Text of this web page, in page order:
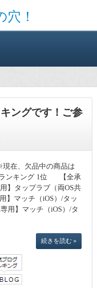
！
ングです！ご参
現在、欠品中の商品は
ランキング 1位 【全承
】タップラブ（両OS共
】マッチ（iOS）/タッ
用】マッチ（iOS）/タ
続きを読む »